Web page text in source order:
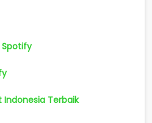
Spotify
Indonesia Terbaik